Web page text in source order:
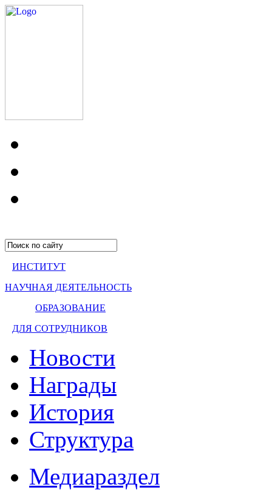
ИНСТИТУТ
НАУЧНАЯ ДЕЯТЕЛЬНОСТЬ
ОБРАЗОВАНИЕ
ДЛЯ СОТРУДНИКОВ
Новости
Награды
История
Структура
Медиараздел